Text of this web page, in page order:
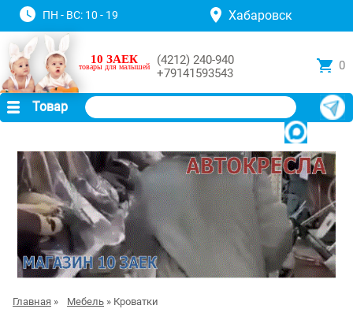
ПН - ВС: 10 - 19 Хабаровск
10 ЗАЕК
товары для малышей
(4212) 240-940
+79141593543
0
Товар
Главная » Мебель » Кроватки